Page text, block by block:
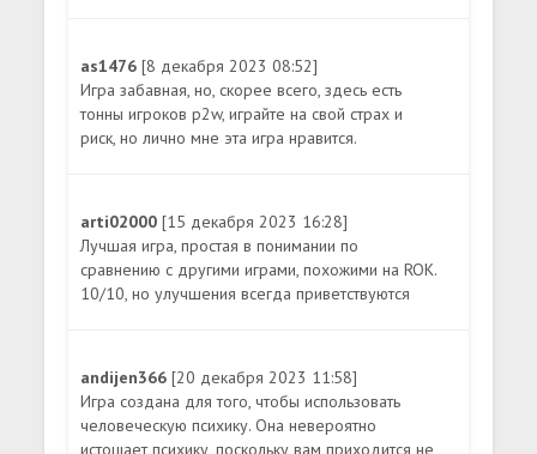
as1476[8 декабря 2023 08:52]
Игра забавная, но, скорее всего, здесь есть
тонны игроков p2w, играйте на свой страх и
риск, но лично мне эта игра нравится.
arti02000[15 декабря 2023 16:28]
Лучшая игра, простая в понимании по
сравнению с другими играми, похожими на ROK.
10/10, но улучшения всегда приветствуются
andijen366[20 декабря 2023 11:58]
Игра создана для того, чтобы использовать
человеческую психику. Она невероятно
истощает психику, поскольку вам приходится не